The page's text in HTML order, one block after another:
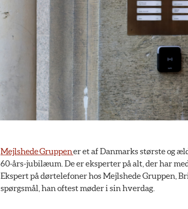
Mejlshede Gruppener et af Danmarks største og
60-års-jubilæum. De er eksperter på alt, der har
Ekspert på dørtelefoner hos Mejlshede Gruppen,
spørgsmål, han oftest møder i sin hverdag.